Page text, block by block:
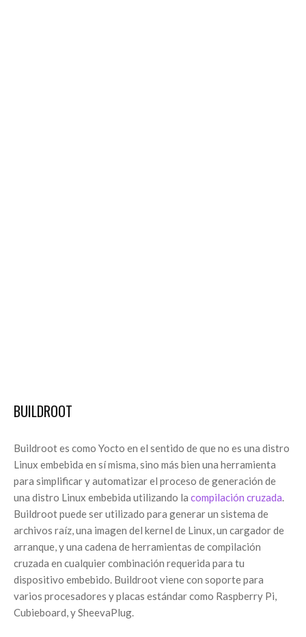
BUILDROOT
Buildroot es como Yocto en el sentido de que no es una distro
Linux embebida en sí misma, sino más bien una herramienta
para simplificar y automatizar el proceso de generación de
una distro Linux embebida utilizando la compilación cruzada.
Buildroot puede ser utilizado para generar un sistema de
archivos raíz, una imagen del kernel de Linux, un cargador de
arranque, y una cadena de herramientas de compilación
cruzada en cualquier combinación requerida para tu
dispositivo embebido. Buildroot viene con soporte para
varios procesadores y placas estándar como Raspberry Pi,
Cubieboard, y SheevaPlug.